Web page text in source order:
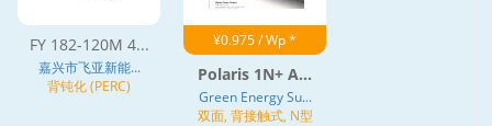
FY 182-120M 4...
嘉兴市飞亚新能...
背钝化 (PERC)
¥0.975 / Wp *
Polaris 1N+ A...
Green Energy Su...
双面, 背接触式, N型